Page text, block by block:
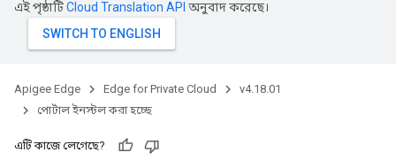
এই পৃষ্ঠাটিCloud Translation API অনুবাদ করেছে।
Apigee Edge Edge for Private Cloud
v4.18.01
পোর্টাল ইনস্টল করা হচ্ছে
এটি কাজে লেগেছে?